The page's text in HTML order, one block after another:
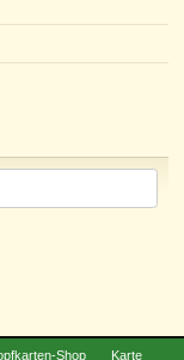
Shop Karte